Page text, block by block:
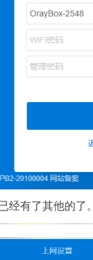
经有了其他的了。